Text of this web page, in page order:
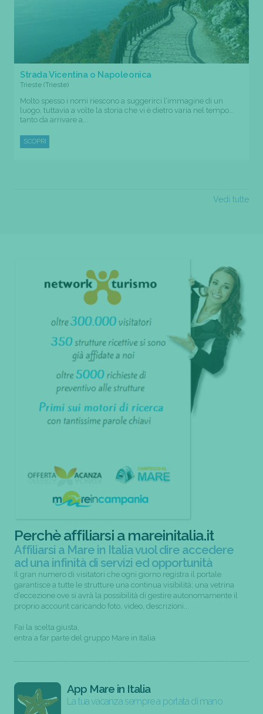
Strada Vicentina o Napoleonica
Trieste (Trieste)
Molto spesso i nomi riescono a suggerirci l’immagine di un
luogo, tuttavia a volte la storia che vi è dietro varia nel tempo…
tanto da arrivare a...
SCOPRI
Vedi tutte
Perchè affiliarsi a mareinitalia.it
Affiliarsi a Mare in Italia vuol dire accedere
ad una infinità di servizi ed opportunità
Il gran numero di visitatori che ogni giorno registra il portale
garantisce a tutte le strutture una continua visibilità; una vetrina
d’eccezione ove si avrà la possibilità di gestire autonomamente il
proprio account caricando foto, video, descrizioni...
Fai la scelta giusta,
entra a far parte del gruppo Mare in Italia
App Mare in Italia
La tua vacanza sempre a portata di mano